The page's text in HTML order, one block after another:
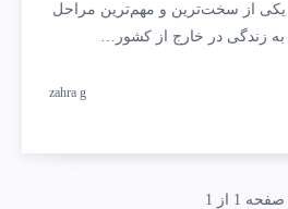
از سخت‌ترین و مهم‌ترین مراحل
به زندگی در خارج از کشور…
zahra g
صفحه 1 از 1